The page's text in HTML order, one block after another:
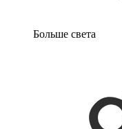
Больше света